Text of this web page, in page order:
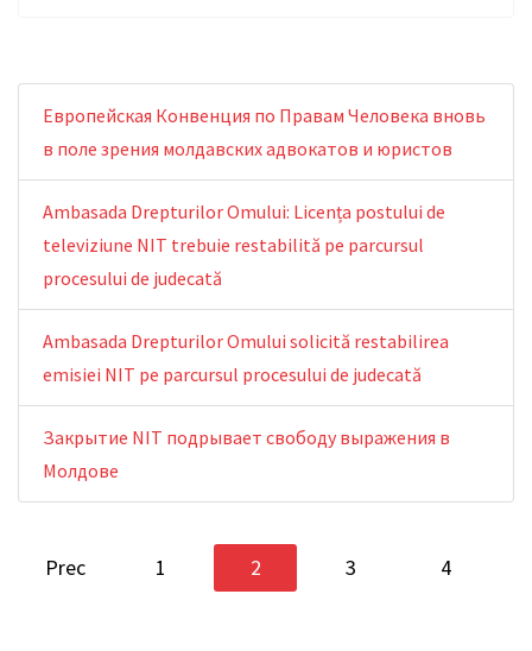
Европейская Конвенция по Правам Человека вновь
в поле зрения молдавских адвокатов и юристов
Ambasada Drepturilor Omului: Licența postului de
televiziune NIT trebuie restabilită pe parcursul
procesului de judecată
Ambasada Drepturilor Omului solicită restabilirea
emisiei NIT pe parcursul procesului de judecată
Закрытие NIT подрывает свободу выражения в
Молдове
Prec 1 2 3 4